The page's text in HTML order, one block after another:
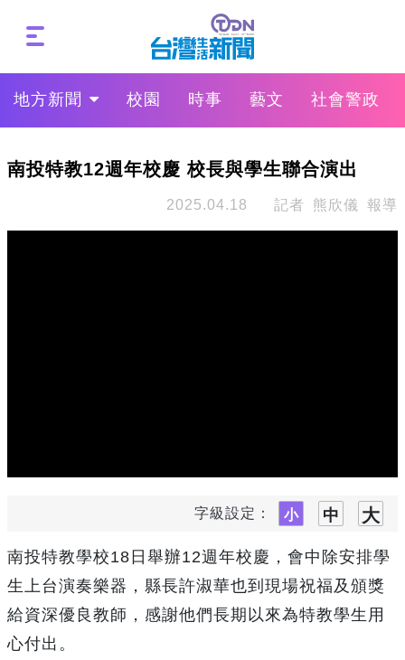
地方新聞 校園 時事 藝文 社會警政
南投特教12週年校慶 校長與學生聯合演出
2025.04.18 記者 熊欣儀 報導
字級設定：
南投特教學校18日舉辦12週年校慶，會中除安排學
生上台演奏樂器，縣長許淑華也到現場祝福及頒獎
給資深優良教師，感謝他們長期以來為特教學生用
心付出。